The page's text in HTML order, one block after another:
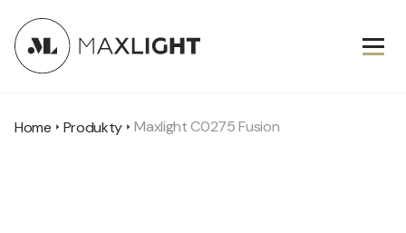
Home Produkty Maxlight C0275 Fusion